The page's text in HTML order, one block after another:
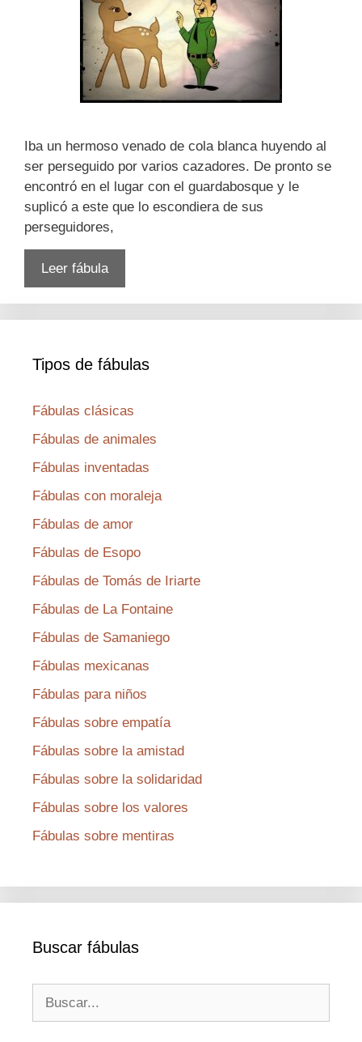
Iba un hermoso venado de cola blanca huyendo al
ser perseguido por varios cazadores. De pronto se
encontró en el lugar con el guardabosque y le
suplicó a este que lo escondiera de sus
perseguidores,
Leer fábula
Tipos de fábulas
Fábulas clásicas
Fábulas de animales
Fábulas inventadas
Fábulas con moraleja
Fábulas de amor
Fábulas de Esopo
Fábulas de Tomás de Iriarte
Fábulas de La Fontaine
Fábulas de Samaniego
Fábulas mexicanas
Fábulas para niños
Fábulas sobre empatía
Fábulas sobre la amistad
Fábulas sobre la solidaridad
Fábulas sobre los valores
Fábulas sobre mentiras
Buscar fábulas